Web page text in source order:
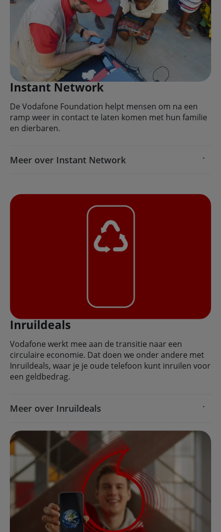
Instant Network
De Vodafone Foundation helpt mensen om na een
ramp weer in contact te laten komen met hun familie
en dierbaren.
Meer over Instant Network
Inruildeals
Vodafone werkt mee aan de transitie naar een
circulaire economie. Dat doen we onder andere met
Inruildeals, waar je je oude telefoon kunt inruilen voor
een geldbedrag.
Meer over Inruildeals